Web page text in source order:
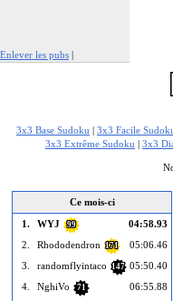
Enlever les pubs |
3x3 Base Sudoku 3x3 Facile
3x3 Extrême Sudoku
3x3
Ce mois-ci
1.
WYJ 99
04:58.93
2.
Rhododendron 171
05:06.46
3.
randomflyintaco 147 05:50.40
4.
NghiVo 71
06:55.88